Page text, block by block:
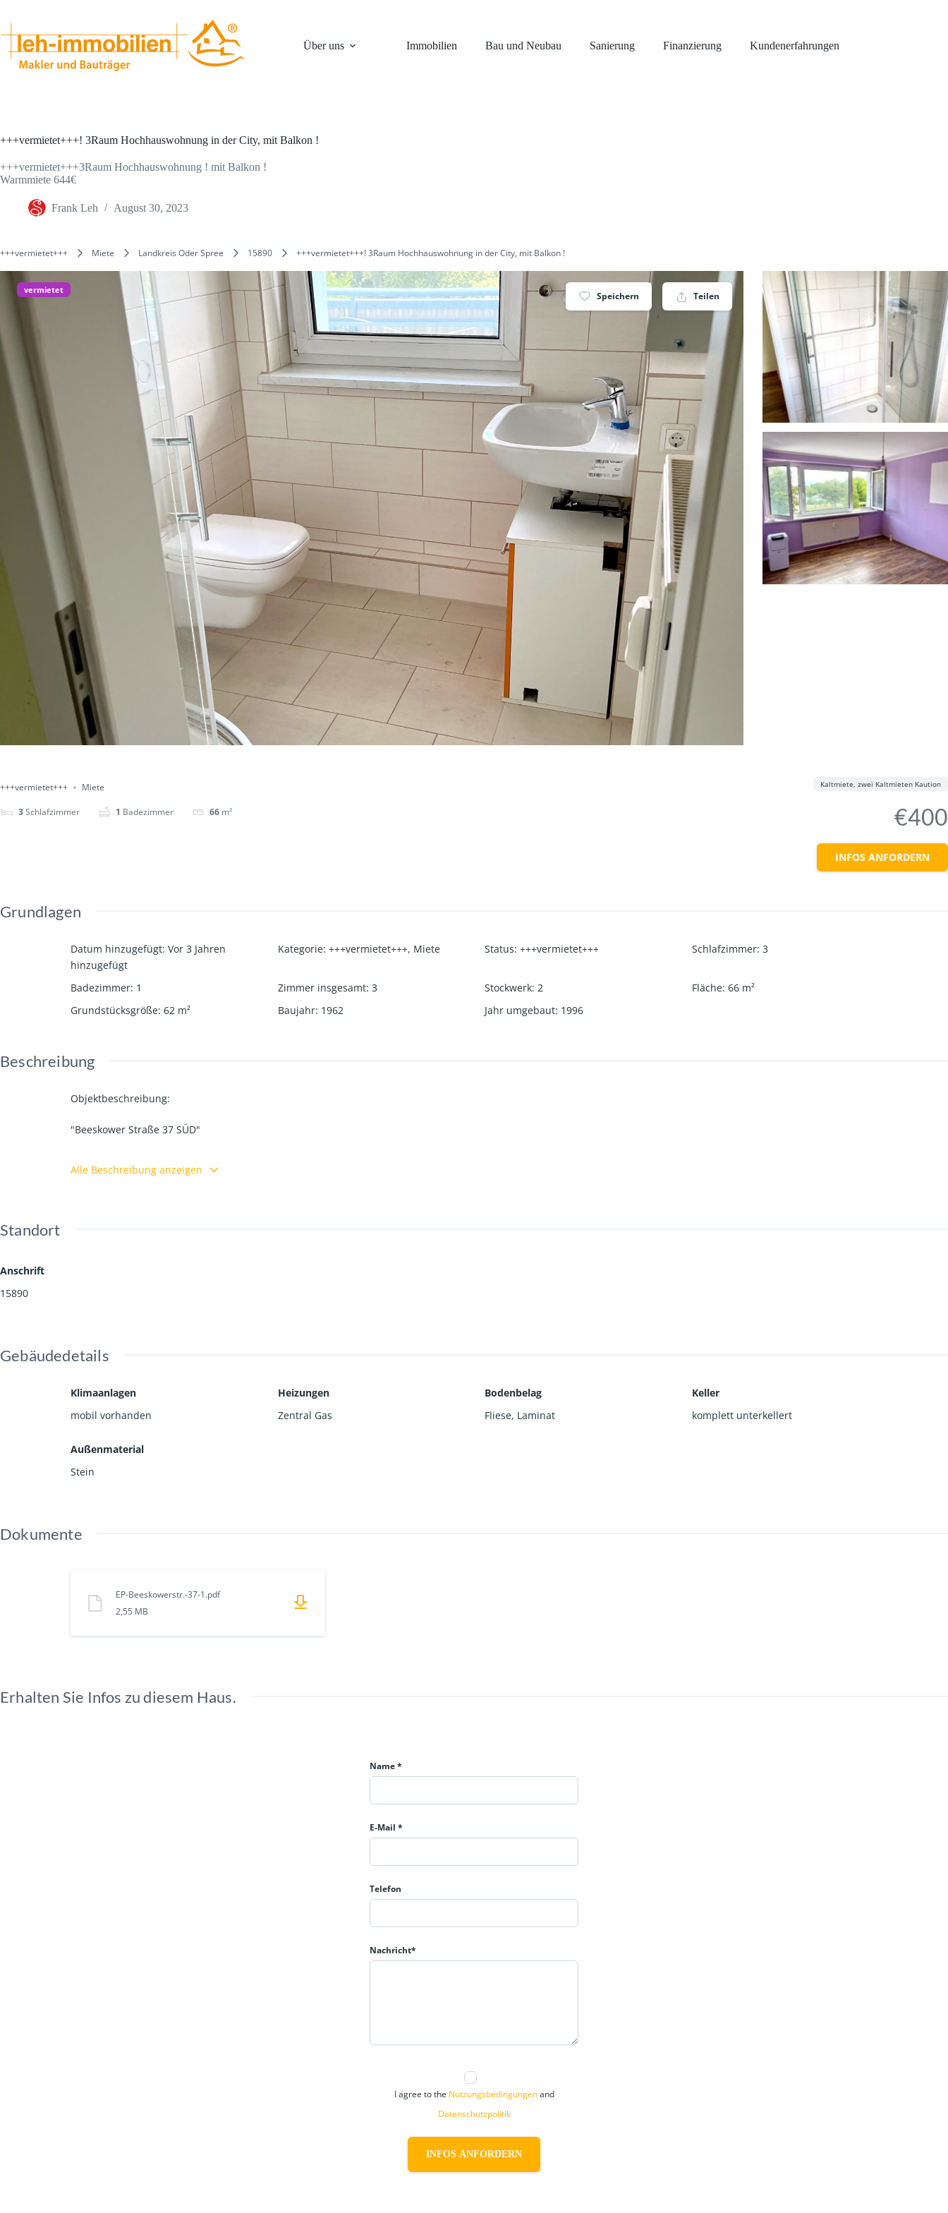
Über uns
Immobilien Bau und Neubau Sanierung Finanzierung Kundenerfahrungen
+++vermietet+++! 3Raum Hochhauswohnung in der City, mit Balkon !
+++vermietet+++3Raum Hochhauswohnung ! mit Balkon !
Warmmiete 644€
Frank Leh August 30, 2023
+++vermietet+++ Miete Landkreis Oder Spree 15890 +++vermietet+++! 3Raum Hochhauswohnung in der City, mit Balkon !
vermietet
Speichern Teilen
+++vermietet+++ Miete
3Schlafzimmer 1 Badezimmer 66 m² €400
Kaltmiete, zwei Kaltmieten Kaution
INFOS ANFORDERN
Grundlagen
Datum hinzugefügt: Vor 3 Jahren
hinzugefügt
Kategorie: +++vermietet+++, Miete Status: +++vermietet+++ Schlafzimmer: 3
Badezimmer: 1 Zimmer insgesamt: 3 Stockwerk: 2 Fläche: 66 m²
Grundstücksgröße: 62 m² Baujahr: 1962 Jahr umgebaut: 1996
Beschreibung
Objektbeschreibung:
"Beeskower Straße 37 SÜD"
Das Bad wurde vor 10Jahren komplett saniert und hat eine Halbrunddusche erhalten.
Alle Beschreibung anzeigen
Standort
Anschrift
15890
Gebäudedetails
Klimaanlagen
mobil vorhanden
Heizungen
Zentral Gas
Bodenbelag
Fliese, Laminat
Keller
komplett unterkellert
Außenmaterial
Stein
Dokumente
EP-Beeskowerstr.-37-1.pdf
2,55 MB
Erhalten Sie Infos zu diesem Haus.
Name *
E-Mail *
Telefon
Nachricht*
I agree to the Nutzungsbedingungenand
Datenschutzpolitik
INFOS ANFORDERN